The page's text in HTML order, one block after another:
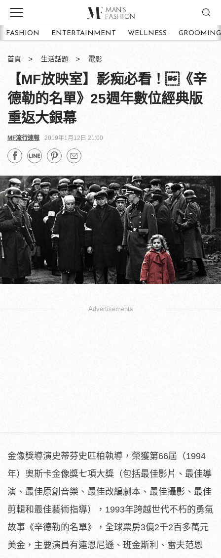
FASHION ENTERTAINMENT WELLNESS GROOMING
首頁 生活話題 電影
【MF放映室】影痴必看！《辛
德勒的名單》25週年數位經典版
重返大銀幕
MF流行速報 2019年1月12日 21:00
Advertisements
金像獎導演史蒂芬史匹柏執導，榮獲第66屆（1994
年）奧斯卡金像獎七項大獎（包括最佳影片、最佳導
演、最佳原創音樂、最佳改編劇本、最佳攝影、最佳
剪輯和最佳藝術指導），1993年跨越世代不朽的勇氣
故事《辛德勒的名單》，全球票房3億2千2百多萬元
美金，主要演員有連恩尼遜、班金斯利、雷夫范恩